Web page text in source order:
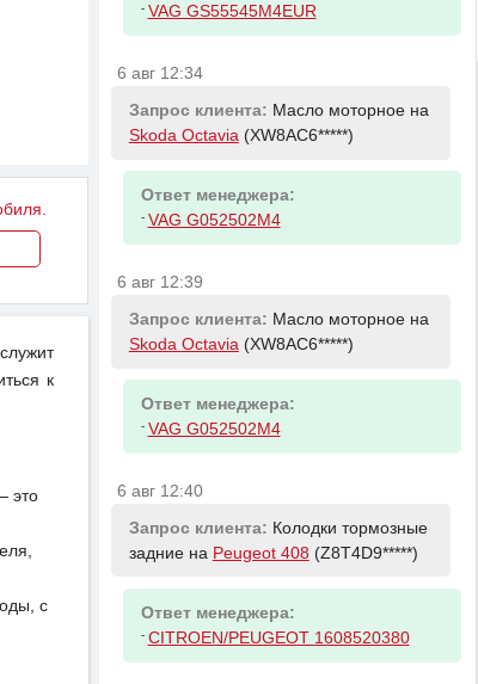
к
это
с
- VAG GS55545M4EUR
6 авг 12:34
Запрос клиента: Масло моторное на
Skoda Octavia (XW8AC6*****)
Ответ менеджера:
- VAG G052502M4
6 авг 12:39
Запрос клиента: Масло моторное на
Skoda Octavia (XW8AC6*****)
Ответ менеджера:
- VAG G052502M4
6 авг 12:40
Запрос клиента: Колодки тормозные
задние на Peugeot 408 (Z8T4D9*****)
Ответ менеджера:
- CITROEN/PEUGEOT 1608520380